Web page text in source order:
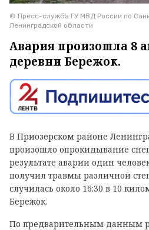
© Пресс-служба ГУ МВД России по
Ленинградской области
Авария произошла 8
деревни Бережок.
В Приозерском районе
произошло опрокидывание
результате аварии один
получил травмы различной
случилась около 16:30 в 10
Бережок.
По предварительным данным